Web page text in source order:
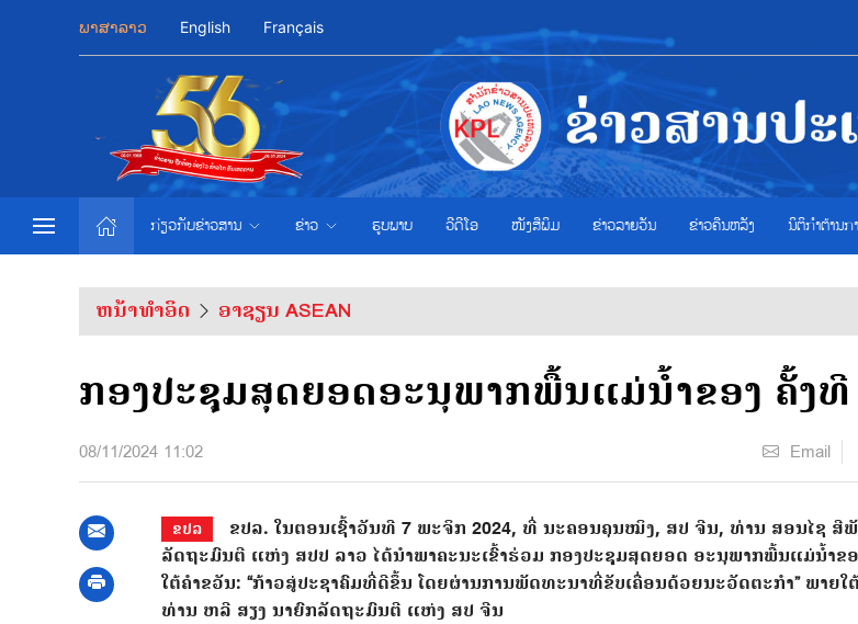
ພາສາລາວ English Français
ກ່ຽວກັບຂ່າວສານ ຂ່າວ ຮູບພາບ ວີດີໂອ ໜັງສືພິມ ຂ່າວ​ລາຍ​ວັນ ຂ່າວຄືນຫລັງ ນິຕິກຳຕ້ານກ
ຫນ້າທຳອິດ ອາຊຽນ ASEAN
ກອງປະຊຸມສຸດຍອດອະນຸພາກພື້ນແມ່ນ້ຳຂອງ ຄັ້ງທີ
08/11/2024 11:02 Email
ຂປລ
ຂປລ. ໃນຕອນເຊົ້າວັນທີ 7 ພະຈິກ 2024, ທີ່ ນະຄອນຄຸນໝິງ, ສປ ຈີນ, ທ່ານ ສອນໄຊ ສີ
ລັດຖະມົນຕີ ແຫ່ງ ສປປ ລາວ ໄດ້ນຳພາຄະນະເຂົ້າຮ່ວມ ກອງປະຊຸມສຸດຍອດ ອະນຸພາກພື້ນແມ່ນ້ຳຂອ
ໃຕ້ຄໍາຂວັນ: “ກ້າວສູ່ປະຊາຄົມທີ່ດີຂຶ້ນ ໂດຍຜ່ານການພັດທະນາທີ່ຂັບເຄື່ອນດ້ວຍນະວັດຕະກໍາ” ພາຍໃ
ທ່ານ ຫລີ ສຽງ ນາຍົກລັດຖະມົນຕີ ແຫ່ງ ສປ ຈີນ